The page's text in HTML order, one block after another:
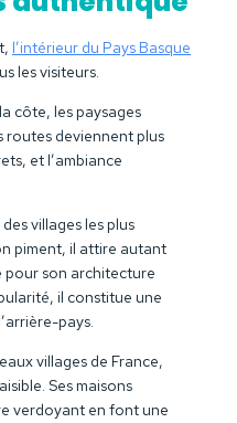
l’intérieur du Pays Basque
les visiteurs.
côte, les paysages
routes deviennent plus
et l’ambiance
villages les plus
piment, il attire autant
pour son architecture
il constitue une
pays.
villages de France,
Ses maisons
verdoyant en font une